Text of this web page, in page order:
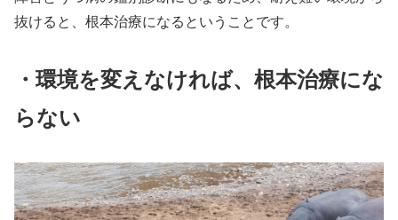
抜けると、根本治療になるということです。
・環境を変えなければ、根本治療にな
らない